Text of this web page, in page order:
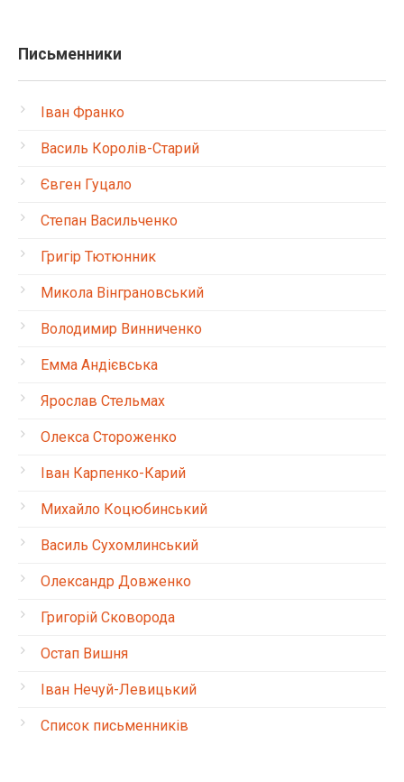
Письменники
Іван Франко
Василь Королів-Старий
Євген Гуцало
Степан Васильченко
Григір Тютюнник
Микола Вінграновський
Володимир Винниченко
Емма Андієвська
Ярослав Стельмах
Олекса Стороженко
Іван Карпенко-Карий
Михайло Коцюбинський
Василь Сухомлинський
Олександр Довженко
Григорій Сковорода
Остап Вишня
Іван Нечуй-Левицький
Список письменників